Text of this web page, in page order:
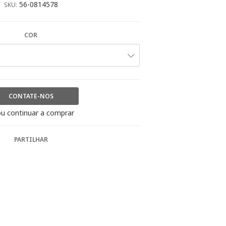
SKU: 56-0814578
COR
CONTATE-NOS
continuar a comprar
PARTILHAR